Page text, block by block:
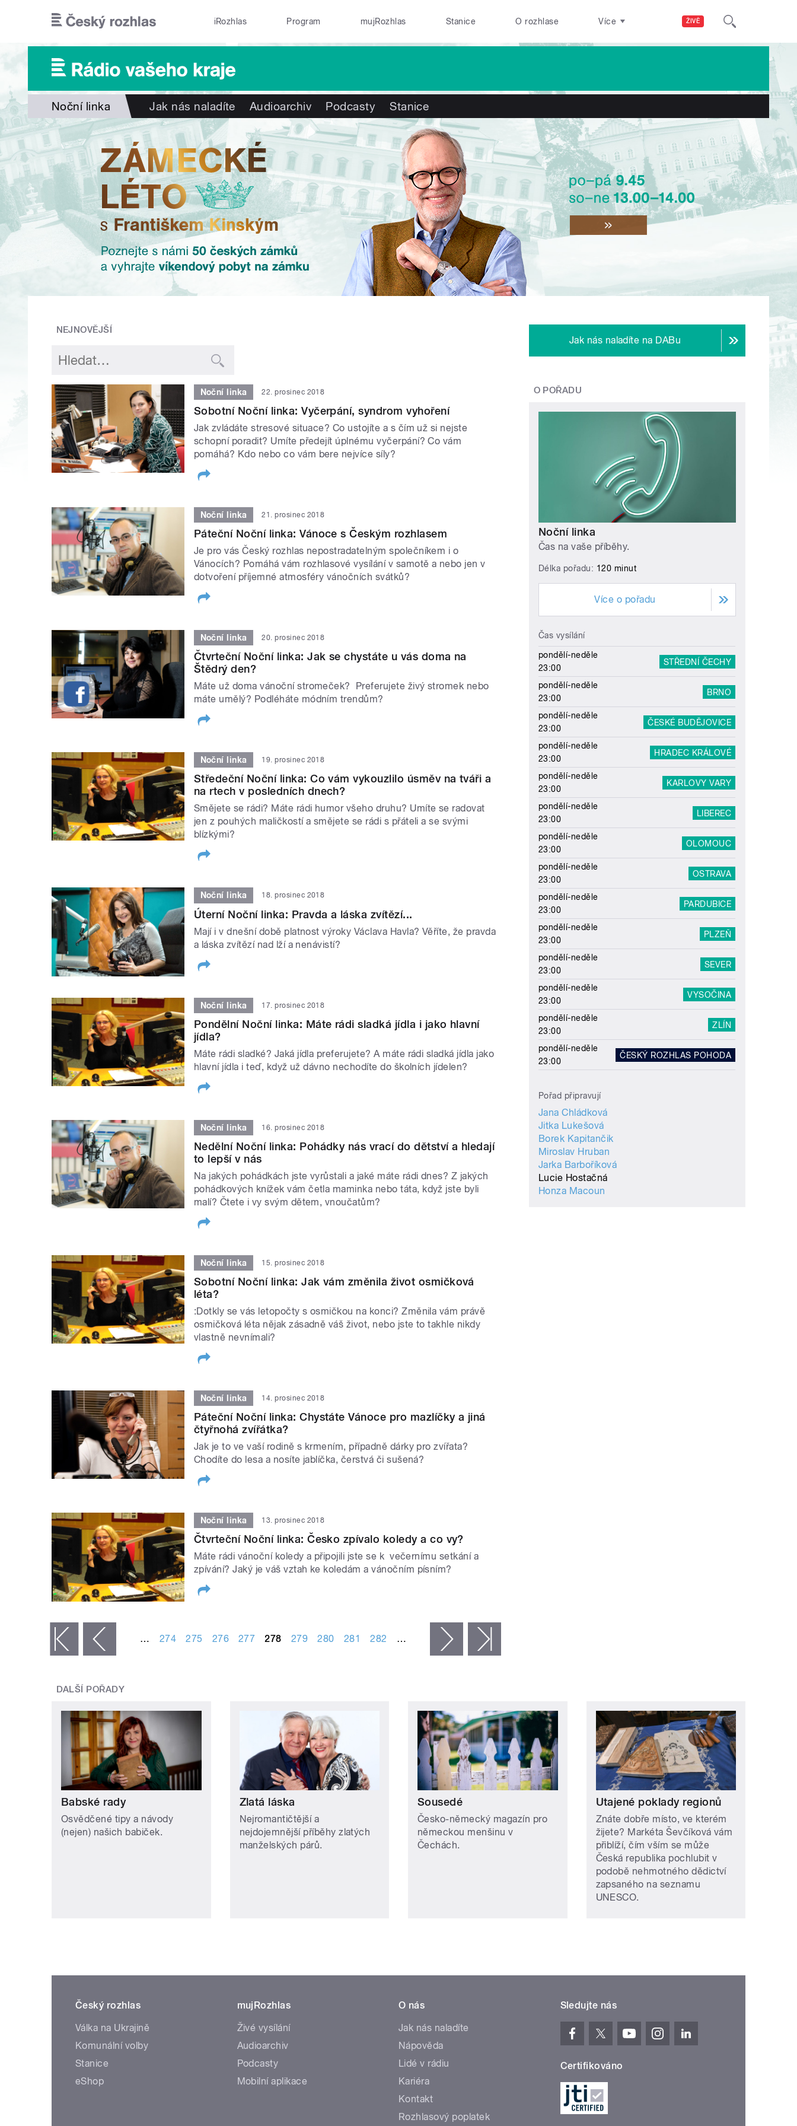
ŽIVĚ
iRozhlas Program mujRozhlas Stanice O rozhlase Více
Noční linka Jak nás naladíte Audioarchiv Podcasty Stanice
NEJNOVĚJŠÍ
Noční linka 22. prosinec 2018
Sobotní Noční linka: Vyčerpání, syndrom vyhoření
Jak zvládáte stresové situace? Co ustojíte a s čím už si nejste
schopní poradit? Umíte předejít úplnému vyčerpání? Co vám
pomáhá? Kdo nebo co vám bere nejvíce síly?
Noční linka 21. prosinec 2018
Páteční Noční linka: Vánoce s Českým rozhlasem
Je pro vás Český rozhlas nepostradatelným společníkem i o
Vánocích? Pomáhá vám rozhlasové vysílání v samotě a nebo jen v
dotvoření příjemné atmosféry vánočních svátků?
Noční linka 20. prosinec 2018
Čtvrteční Noční linka: Jak se chystáte u vás doma na
Štědrý den?
Máte už doma vánoční stromeček? Preferujete živý stromek nebo
máte umělý? Podléháte módním trendům?
Noční linka 19. prosinec 2018
Středeční Noční linka: Co vám vykouzlilo úsměv na tváři a
na rtech v posledních dnech?
Smějete se rádi? Máte rádi humor všeho druhu? Umíte se radovat
jen z pouhých maličkostí a smějete se rádi s přáteli a se svými
blízkými?
Noční linka 18. prosinec 2018
Úterní Noční linka: Pravda a láska zvítězí...
Mají i v dnešní době platnost výroky Václava Havla? Věříte, že pravda
a láska zvítězí nad lží a nenávistí?
Noční linka 17. prosinec 2018
Pondělní Noční linka: Máte rádi sladká jídla i jako hlavní
jídla?
Máte rádi sladké? Jaká jídla preferujete? A máte rádi sladká jídla jako
hlavní jídla i teď, když už dávno nechodíte do školních jídelen?
Noční linka 16. prosinec 2018
Nedělní Noční linka: Pohádky nás vrací do dětství a hledají
to lepší v nás
Na jakých pohádkách jste vyrůstali a jaké máte rádi dnes? Z jakých
pohádkových knížek vám četla maminka nebo táta, když jste byli
malí? Čtete i vy svým dětem, vnoučatům?
Noční linka 15. prosinec 2018
Sobotní Noční linka: Jak vám změnila život osmičková
léta?
:Dotkly se vás letopočty s osmičkou na konci? Změnila vám právě
osmičková léta nějak zásadně váš život, nebo jste to takhle nikdy
vlastně nevnímali?
Noční linka 14. prosinec 2018
Páteční Noční linka: Chystáte Vánoce pro mazlíčky a jiná
čtyřnohá zvířátka?
Jak je to ve vaší rodině s krmením, případně dárky pro zvířata?
Chodíte do lesa a nosíte jablíčka, čerstvá či sušená?
Noční linka 13. prosinec 2018
Čtvrteční Noční linka: Česko zpívalo koledy a co vy?
Máte rádi vánoční koledy a připojili jste se k večernímu setkání a
zpívání? Jaký je váš vztah ke koledám a vánočním písním?
‹ předchozí … 274 275 276 277 278 279 280 281 282 … následující ›
Jak nás naladíte na DABu
O POŘADU
Noční linka
Čas na vaše příběhy.
Délka pořadu: 120 minut
Více o pořadu
Čas vysílání
pondělí-neděle
23:00
STŘEDNÍ ČECHY
pondělí-neděle
23:00
BRNO
pondělí-neděle
23:00
ČESKÉ BUDĚJOVICE
pondělí-neděle
23:00
HRADEC KRÁLOVÉ
pondělí-neděle
23:00
KARLOVY VARY
pondělí-neděle
23:00
LIBEREC
pondělí-neděle
23:00
OLOMOUC
pondělí-neděle
23:00
OSTRAVA
pondělí-neděle
23:00
PARDUBICE
pondělí-neděle
23:00
PLZEŇ
pondělí-neděle
23:00
SEVER
pondělí-neděle
23:00
VYSOČINA
pondělí-neděle
23:00
ZLÍN
pondělí-neděle
23:00
ČESKÝ ROZHLAS POHODA
Pořad připravují
Jana Chládková
Jitka Lukešová
Borek Kapitančik
Miroslav Hruban
Jarka Barboříková
Lucie Hostačná
Honza Macoun
DALŠÍ POŘADY
Babské rady
Osvědčené tipy a návody
(nejen) našich babiček.
Zlatá láska
Nejromantičtější a
nejdojemnější příběhy zlatých
manželských párů.
Sousedé
Česko-německý magazín pro
německou menšinu v
Čechách.
Utajené poklady regionů
Znáte dobře místo, ve kterém
žijete? Markéta Ševčíková vám
přiblíží, čím vším se může
Česká republika pochlubit v
podobě nehmotného dědictví
zapsaného na seznamu
UNESCO.
Český rozhlas
Válka na Ukrajině
Komunální volby
Stanice
eShop
mujRozhlas
Živé vysílání
Audioarchiv
Podcasty
Mobilní aplikace
O nás
Jak nás naladíte
Nápověda
Lidé v rádiu
Kariéra
Kontakt
Rozhlasový poplatek
Sledujte nás
Certifikováno